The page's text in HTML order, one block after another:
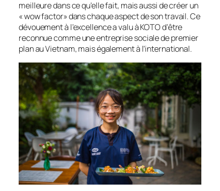
meilleure dans ce qu’elle fait, mais aussi de créer un
« wow factor» dans chaque aspect de son travail. Ce
dévouement à l’excellence a valu à KOTO d’être
reconnue comme une entreprise sociale de premier
plan au Vietnam, mais également à l’international.